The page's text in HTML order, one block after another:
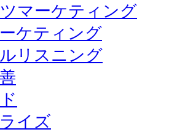
マーケティング
ケティング
リスニング
イズ